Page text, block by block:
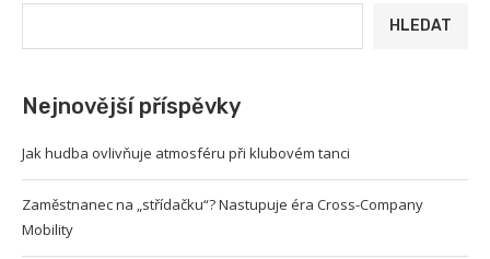
HLEDAT
Nejnovější příspěvky
Jak hudba ovlivňuje atmosféru při klubovém tanci
Zaměstnanec na „střídačku“? Nastupuje éra Cross-Company
Mobility